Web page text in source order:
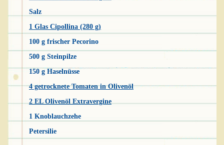
Salz
1 Glas Cipollina (280 g)
100 g frischer Pecorino
500 g Steinpilze
150 g Haselnüsse
4 getrocknete Tomaten in Olivenöl
2 EL Olivenöl Extravergine
1 Knoblauchzehe
Petersilie